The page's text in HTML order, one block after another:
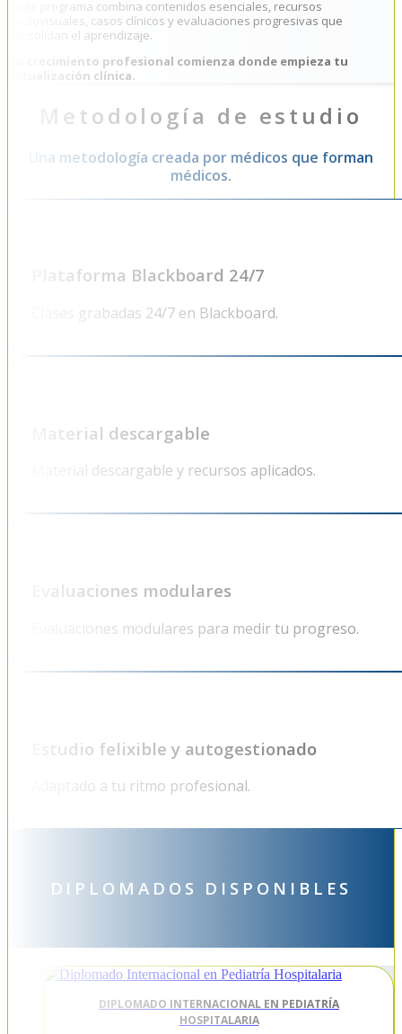
Cada programa combina contenidos esenciales, recursos
audiovisuales, casos clínicos y evaluaciones progresivas que
consolidan el aprendizaje.
Tu crecimiento profesional comienza donde empieza tu
actualización clínica.
Metodología de estudio
Una metodología creada por médicos que forman
médicos.
Plataforma Blackboard 24/7
Clases grabadas 24/7 en Blackboard.
Material descargable
Material descargable y recursos aplicados.
Evaluaciones modulares
Evaluaciones modulares para medir tu progreso.
Estudio felixible y autogestionado
Adaptado a tu ritmo profesional.
DIPLOMADOS DISPONIBLES
DIPLOMADO INTERNACIONAL EN PEDIATRÍA
HOSPITALARIA